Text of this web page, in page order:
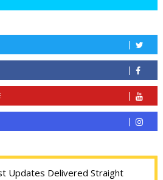
Updates Delivered Straight